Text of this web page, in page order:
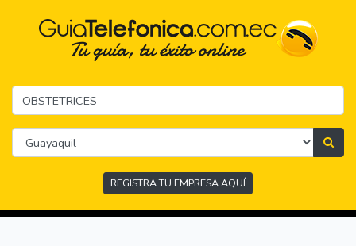
REGISTRA TU EMPRESA AQUÍ